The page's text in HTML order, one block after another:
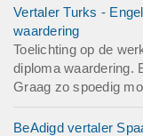
Vertaler Turks -
waardering
Toelichting op de
diploma waardering.
Graag zo spoedig
BeAdigd vertaler